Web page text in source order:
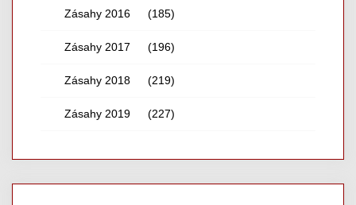
Zásahy 2016 (185)
Zásahy 2017 (196)
Zásahy 2018 (219)
Zásahy 2019 (227)